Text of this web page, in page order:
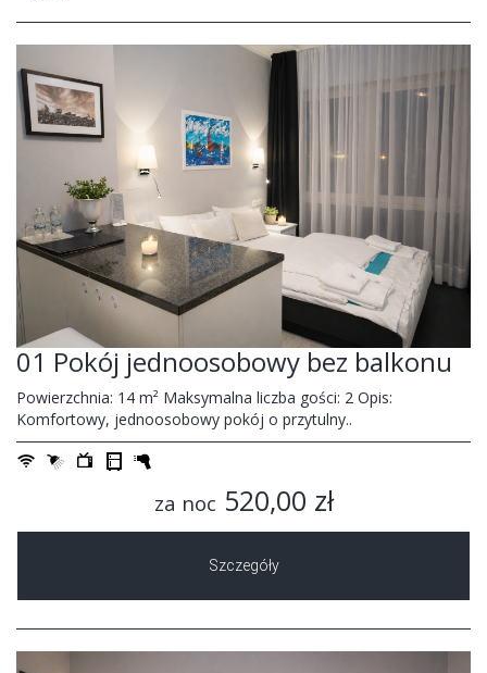
01 Pokój jednoosobowy bez balkonu
Powierzchnia: 14 m² Maksymalna liczba gości: 2 Opis:
Komfortowy, jednoosobowy pokój o przytulny..
za noc 520,00 zł
Szczegóły